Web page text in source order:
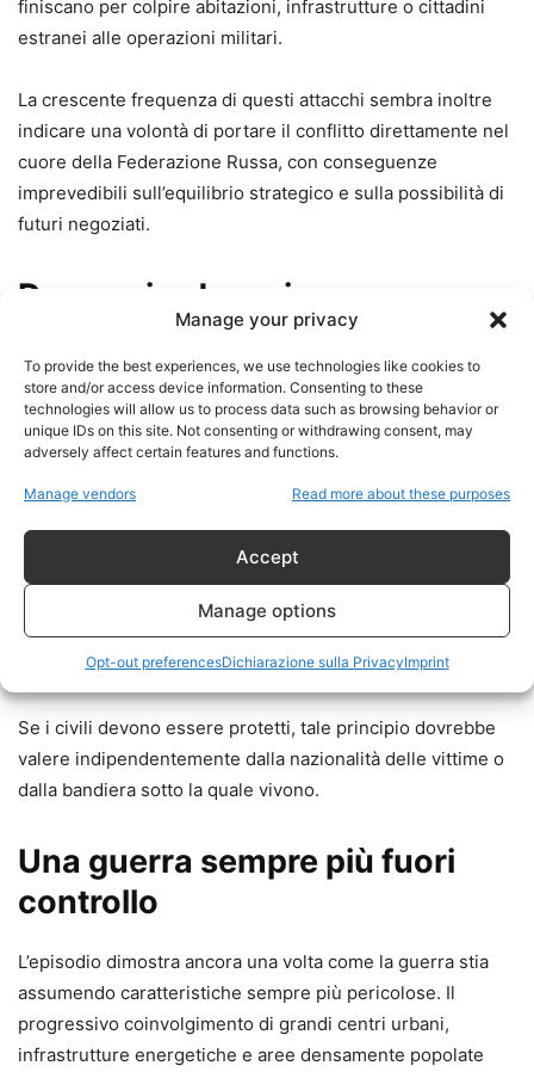
Manage your privacy
To provide the best experiences, we use technologies like cookies to
store and/or access device information. Consenting to these
technologies will allow us to process data such as browsing behavior or
unique IDs on this site. Not consenting or withdrawing consent, may
adversely affect certain features and functions.
Manage vendors Read more about these purposes
Accept
Manage options
Opt-out preferencesDichiarazione sulla PrivacyImprint
finiscano per colpire abitazioni, infrastrutture o cittadini
estranei alle operazioni militari.
La crescente frequenza di questi attacchi sembra inoltre
indicare una volontà di portare il conflitto direttamente nel
cuore della Federazione Russa, con conseguenze
imprevedibili sull’equilibrio strategico e sulla possibilità di
futuri negoziati.
Due pesi e due misure
Uno degli aspetti più discussi riguarda la narrativa
dominante in Occidente. Quando infrastrutture civili
vengono colpite in territorio ucraino, giustamente si parla
di tragedie umanitarie e violazioni del diritto
contro aree urbane russe ricevono lo stesso livello di
attenzione mediatica.
Questo doppio standard alimenta ulteriormente la
polarizzazione e rende sempre più difficile una valutazione
equilibrata degli eventi.
Se i civili devono essere protetti, tale principio dovrebbe
valere indipendentemente dalla nazionalità delle vittime o
dalla bandiera sotto la quale vivono.
Una guerra sempre più fuori
controllo
L’episodio dimostra ancora una volta come la guerra stia
assumendo caratteristiche sempre più pericolose. Il
progressivo coinvolgimento di grandi centri urbani,
infrastrutture energetiche e aree densamente popolate